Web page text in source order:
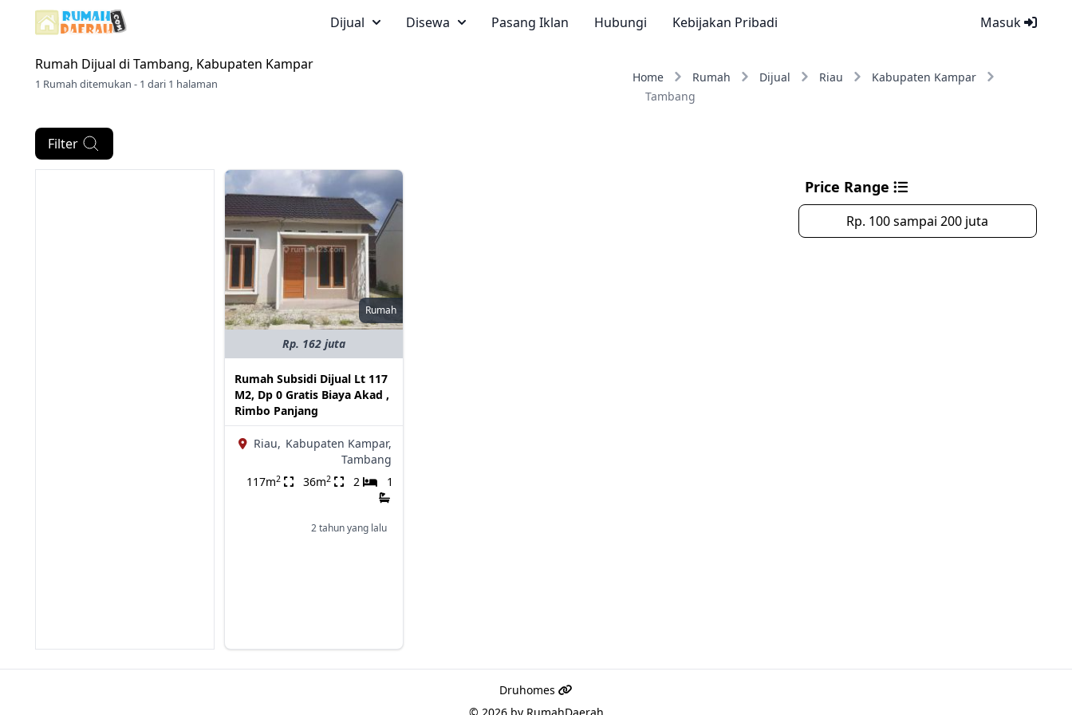
Masuk
Dijual Disewa Pasang Iklan Hubungi Kebijakan Pribadi
Rumah Dijual di Tambang, Kabupaten Kampar
1 Rumah ditemukan - 1 dari 1 halaman Home Rumah Dijual Riau
Kabupaten Kampar
Tambang
Filter
Rumah
Rp. 162 juta
Rumah Subsidi Dijual Lt 117
M2, Dp 0 Gratis Biaya Akad ,
Rimbo Panjang
Riau, Kabupaten Kampar,
Tambang
117m2 36m2 2 1
2 tahun yang lalu
Price Range
Rp. 100 sampai 200 juta
Druhomes